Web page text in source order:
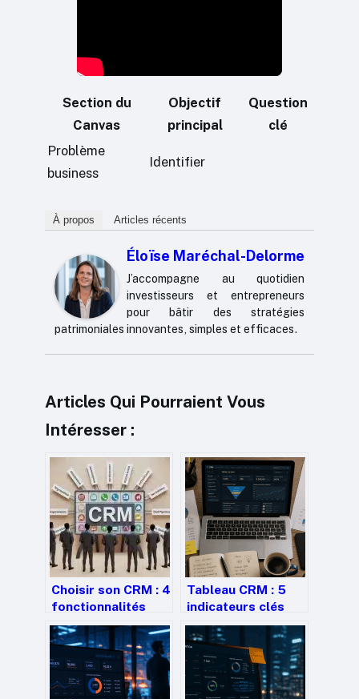
Section du
Canvas
Objectif
principal
Question
clé
Problème
business
Identifier
À propos Articles récents
Éloïse Maréchal-Delorme
J’accompagne au quotidien
investisseurs et entrepreneurs
pour bâtir des stratégies
patrimoniales innovantes, simples et efficaces.
Articles Qui Pourraient Vous
Intéresser :
Choisir son CRM : 4
fonctionnalités
indispensables et
comparatif des
meilleures
solutions
Tableau CRM : 5
indicateurs clés
pour transformer
vos données
clients en
décisions
rentables